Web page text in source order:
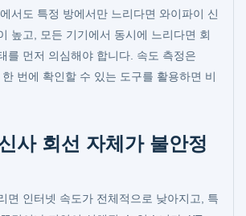
서도 특정 방에서만 느리다면 와이파이 신
높고, 모든 기기에서 동시에 느리다면 회
를 먼저 의심해야 합니다. 속도 측정은
한 번에 확인할 수 있는 도구를 활용하면 비
사 회선 자체가 불안정
면 인터넷 속도가 전체적으로 낮아지고, 특